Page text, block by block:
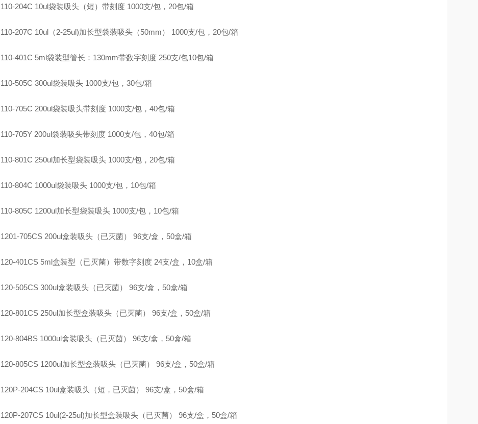
110-204C 10ul袋装吸头（短）带刻度 1000支/包，20包/箱
110-207C 10ul（2-25ul)加长型袋装吸头（50mm） 1000支/包，20包/箱
110-401C 5ml袋装型管长：130mm带数字刻度 250支/包10包/箱
110-505C 300ul袋装吸头 1000支/包，30包/箱
110-705C 200ul袋装吸头带刻度 1000支/包，40包/箱
110-705Y 200ul袋装吸头带刻度 1000支/包，40包/箱
110-801C 250ul加长型袋装吸头 1000支/包，20包/箱
110-804C 1000ul袋装吸头 1000支/包，10包/箱
110-805C 1200ul加长型袋装吸头 1000支/包，10包/箱
1201-705CS 200ul盒装吸头（已灭菌） 96支/盒，50盒/箱
120-401CS 5ml盒装型（已灭菌）带数字刻度 24支/盒，10盒/箱
120-505CS 300ul盒装吸头（已灭菌） 96支/盒，50盒/箱
120-801CS 250ul加长型盒装吸头（已灭菌） 96支/盒，50盒/箱
120-804BS 1000ul盒装吸头（已灭菌） 96支/盒，50盒/箱
120-805CS 1200ul加长型盒装吸头（已灭菌） 96支/盒，50盒/箱
120P-204CS 10ul盒装吸头（短，已灭菌） 96支/盒，50盒/箱
120P-207CS 10ul(2-25ul)加长型盒装吸头（已灭菌） 96支/盒，50盒/箱